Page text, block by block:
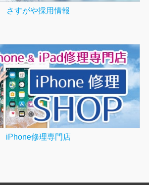
さすがや採用情報
iPhone修理専門店